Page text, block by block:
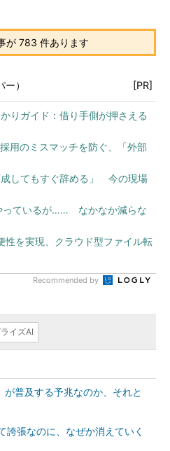
が 783 件あります
） [PR]
りガイド：借り手側が押さえる
用のミスマッチを防ぐ、「外部
成してもすぐ辞める」 今の現場
っているが…… なかなか減らな
性を実現、クラウド型ファイル転
Recommended by
イズAI
が普及する予兆なのか、それと
誇張なのに、なぜか消えていく